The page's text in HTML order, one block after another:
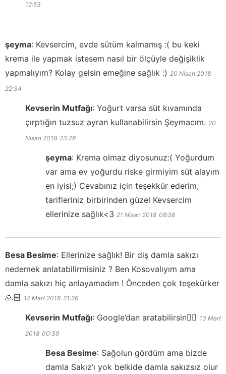
12:53
şeyma: Kevsercim, evde sütüm kalmamış :( bu keki
krema ile yapmak istesem nasıl bir ölçüyle değişiklik
yapmalıyım? Kolay gelsin emeğine sağlık :) 20 Nisan 2018
22:34
Kevserin Mutfağı: Yoğurt varsa süt kıvamında
çırptığın tuzsuz ayran kullanabilirsin Şeymacım. 20
Nisan 2018 23:28
şeyma: Krema olmaz diyosunuz:( Yoğurdum
var ama ev yoğurdu riske girmiyim süt alayım
en iyisi;) Cevabınız için teşekkür ederim,
tarifleriniz birbirinden güzel Kevsercim
ellerinize sağlık<3 21 Nisan 2018 08:58
Besa Besime: Ellerinize sağlık! Bir diş damla sakızı
nedemek anlatabilirmisiniz ? Ben Kosovalıyım ama
damla sakızı hiç anlayamadım ! Önceden çok teşekürker
🙏🏻 12 Mart 2018 21:26
Kevserin Mutfağı: Google’dan aratabilirsin👍🏻 13 Mart
2018 00:39
Besa Besime: Sağolun gördüm ama bizde
damla Sakız’ı yok belkide damla sakızsız olur